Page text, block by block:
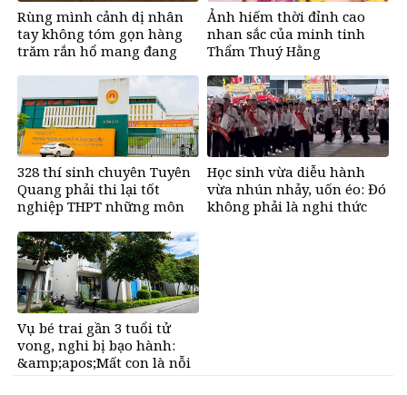
Rùng mình cảnh dị nhân
tay không tóm gọn hàng
trăm rắn hổ mang đang
Ảnh hiếm thời đỉnh cao
nhan sắc của minh tinh
Thẩm Thuý Hằng
328 thí sinh chuyên Tuyên
Quang phải thi lại tốt
nghiệp THPT những môn
Học sinh vừa diễu hành
vừa nhún nhảy, uốn éo: Đó
không phải là nghi thức
Vụ bé trai gần 3 tuổi tử
vong, nghi bị bạo hành:
&amp;apos;Mất con là nỗi